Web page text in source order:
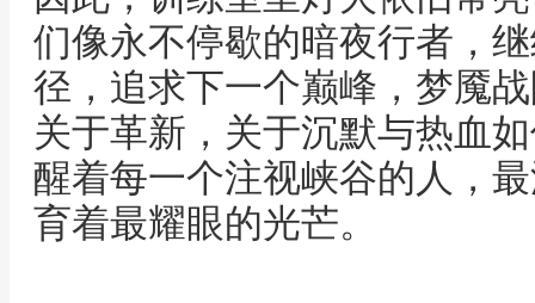
们像永不停歇的暗夜行者，
径，追求下一个巅峰，梦魇
关于革新，关于沉默与热血
醒着每一个注视峡谷的人，
育着最耀眼的光芒。